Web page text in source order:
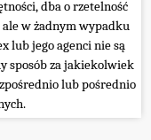
dba o rzetelność
w żadnym wypadku
lub jego agenci nie są
sposób za jakiekolwiek
lub pośrednio